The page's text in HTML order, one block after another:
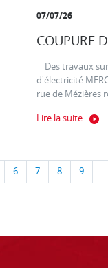
07/07/26
COUPURE
Des travaux
d'électricité
rue de Mézières
Lire la suite
6 7 8 9 …